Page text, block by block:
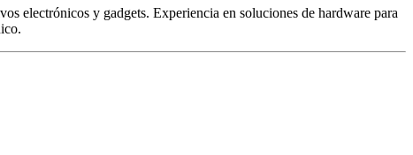
electrónicos y gadgets. Experiencia en soluciones de hardware para